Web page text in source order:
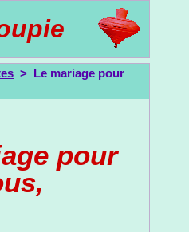
> Le mariage pour
pour